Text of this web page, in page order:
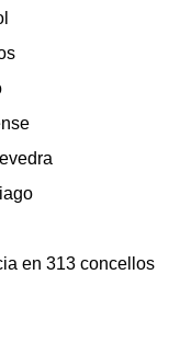
en 313 concellos